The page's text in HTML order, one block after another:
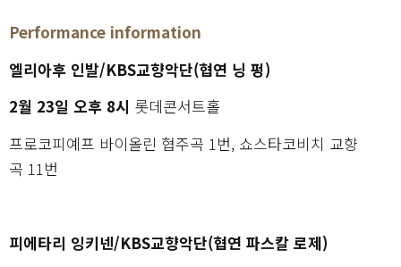
Performance information
엘리아후 인발/KBS교향악단(협연 닝 펑)
2월 23일 오후 8시 롯데콘서트홀
프로코피예프 바이올린 협주곡 1번, 쇼스타코비치 교향
곡 11번
피에타리 잉키넨/KBS교향악단(협연 파스칼 로제)